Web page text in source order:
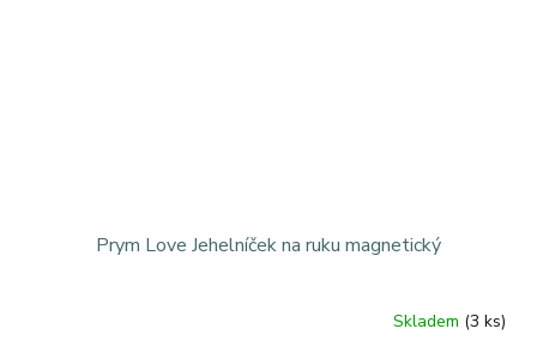
Prym Love Jehelníček na ruku magnetický
Skladem (3 ks)